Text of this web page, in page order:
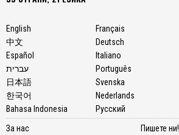
English
中文
Español
עברית
日本語
한국어
Bahasa Indonesia
Français
Deutsch
Italiano
Português
Svenska
Nederlands
Русский
За нас
Пишете ни!